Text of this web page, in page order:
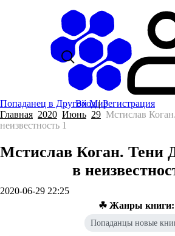
Попаданец в Другой Мир
Вход|Регистрация
Главная 2020 Июнь 29 Мстислав
неизвестность 1
Мстислав Коган. Тени
в
2020-06-29 22:25
☘ Жанры книги:
Попаданцы новые